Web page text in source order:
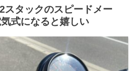
スタックのスピードメー
式になると嬉しい